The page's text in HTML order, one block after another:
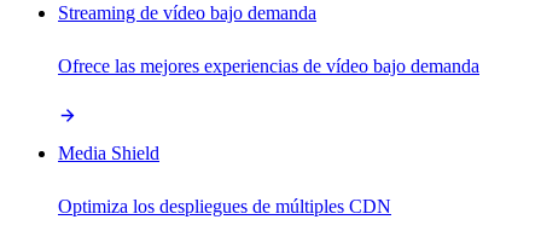
Streaming de vídeo bajo demanda
Ofrece las mejores experiencias de vídeo bajo demanda
Media Shield
Optimiza los despliegues de múltiples CDN